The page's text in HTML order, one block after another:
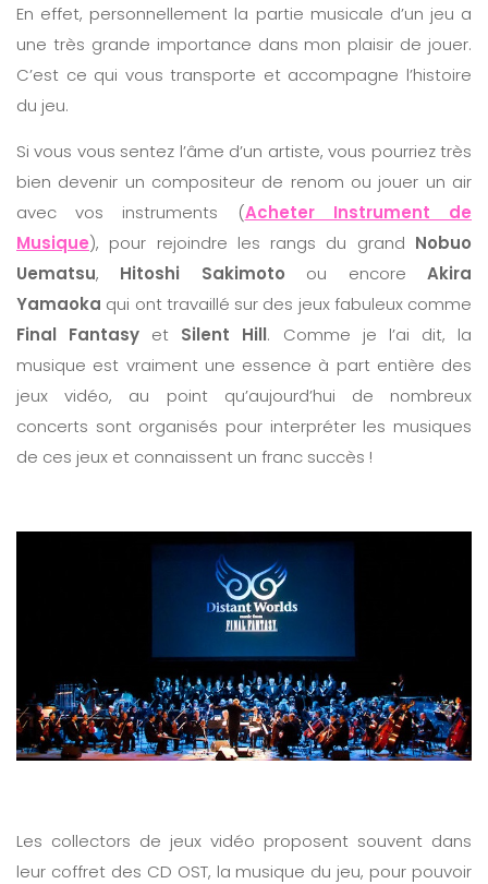
En effet, personnellement la partie musicale d’un jeu a
une très grande importance dans mon plaisir de jouer.
C’est ce qui vous transporte et accompagne l’histoire
du jeu.
Si vous vous sentez l’âme d’un artiste, vous pourriez très
bien devenir un compositeur de renom ou jouer un air
avec vos instruments (Acheter Instrument de
Musique), pour rejoindre les rangs du grand Nobuo
Uematsu, Hitoshi Sakimoto ou encoreAkira
Yamaoka qui ont travaillé sur des jeux fabuleux comme
Final Fantasy et Silent Hill. Comme je l’ai dit, la
musique est vraiment une essence à part entière des
jeux vidéo, au point qu’aujourd’hui de nombreux
concerts sont organisés pour interpréter les musiques
de ces jeux et connaissent un franc succès !
Les collectors de jeux vidéo proposent souvent dans
leur coffret des CD OST, la musique du jeu, pour pouvoir